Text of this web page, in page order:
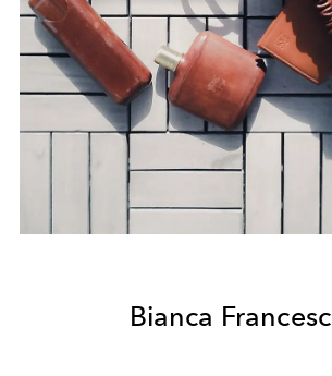
Bianca